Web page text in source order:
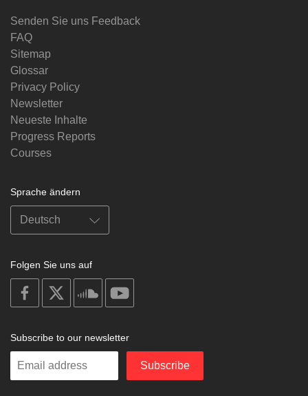
Senden Sie uns Feedback
FAQ
Sitemap
Glossar
Privacy Policy
Newsletter
Neueste Inhalte
Progress Reports
Courses
Sprache ändern
Folgen Sie uns auf
on
facebook
soundcloud
Subscribe to our newsletter
Enter
Subscribe